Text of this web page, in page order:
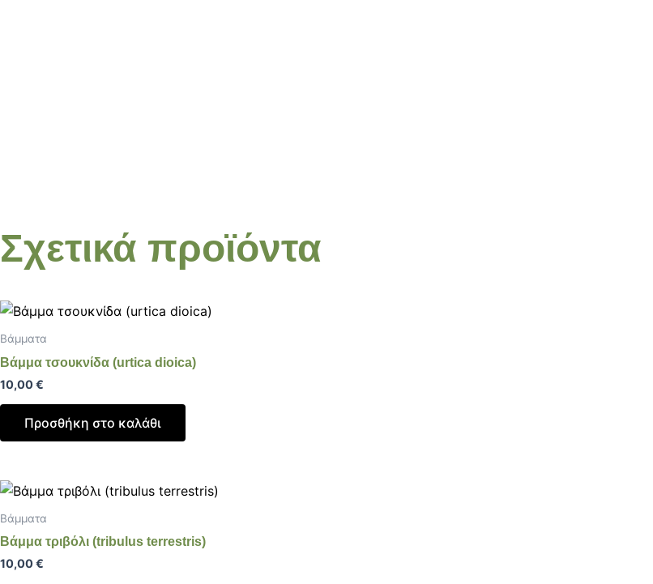
Σχετικά προϊόντα
Βάμματα
Βάμμα τσουκνίδα (urtica dioica)
10,00€
Προσθήκη στο καλάθι
Βάμματα
Βάμμα τριβόλι (tribulus terrestris)
10,00€